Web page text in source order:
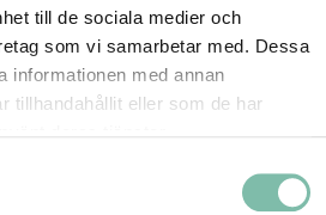
till de sociala medier och
som vi samarbetar med. Dessa
informationen med annan
tillhandahållit eller som de har